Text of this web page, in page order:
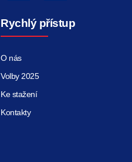
Rychlý přístup
O nás
Volby 2025
Ke stažení
Kontakty